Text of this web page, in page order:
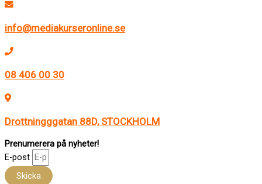
info@mediakurseronline.se
08 406 00 30
Drottningggatan 88D, STOCKHOLM
Prenumerera på nyheter!
E-post
Skicka